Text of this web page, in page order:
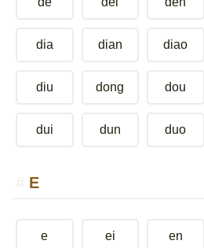
dia dian diao
diu dong dou
dui dun duo
E
e ei en